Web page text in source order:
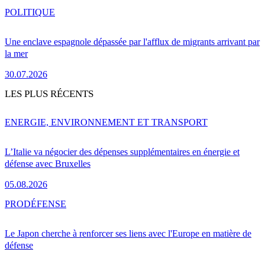
Une enclave espagnole dépassée par l'afflux de migrants arrivant par
la mer
30.07.2026
POLITIQUE
LES PLUS RÉCENTS
L’Italie va négocier des dépenses supplémentaires en énergie et
défense avec Bruxelles
05.08.2026
ENERGIE, ENVIRONNEMENT ET TRANSPORT
Le Japon cherche à renforcer ses liens avec l'Europe en matière de
défense
PRODÉFENSE